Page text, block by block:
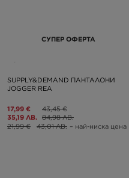
СУПЕР ОФЕРТА
SUPPLY&DEMAND ПАНТАЛОНИ
JOGGER REA
17,99 €
35,19 ЛВ.
43,45 €
84,98 ЛВ.
21,99 €
43,01 ЛВ. – най-ниска цена